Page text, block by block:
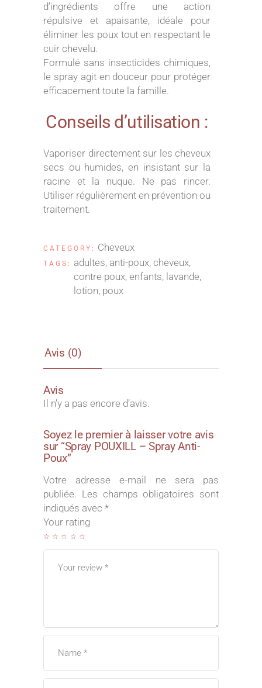
d’ingrédients offre une action
répulsive et apaisante, idéale pour
éliminer les poux tout en respectant le
cuir chevelu.
Formulé sans insecticides chimiques,
le spray agit en douceur pour protéger
efficacement toute la famille.
Conseils d’utilisation :
Vaporiser directement sur les cheveux
secs ou humides, en insistant sur la
racine et la nuque. Ne pas rincer.
Utiliser régulièrement en prévention ou
traitement.
CATEGORY: Cheveux
TAGS: adultes, anti-poux, cheveux,
contre poux, enfants, lavande,
lotion, poux
Avis (0)
Avis
Il n’y a pas encore d’avis.
Soyez le premier à laisser votre avis
sur “Spray POUXILL – Spray Anti-
Poux”
Votre adresse e-mail ne sera pas
publiée. Les champs obligatoires sont
indiqués avec *
Your rating